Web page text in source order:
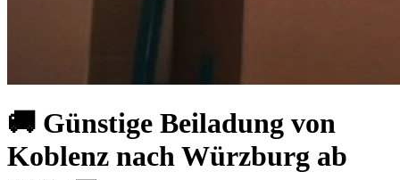
🚚 Günstige Beiladung von
Koblenz nach Würzburg ab